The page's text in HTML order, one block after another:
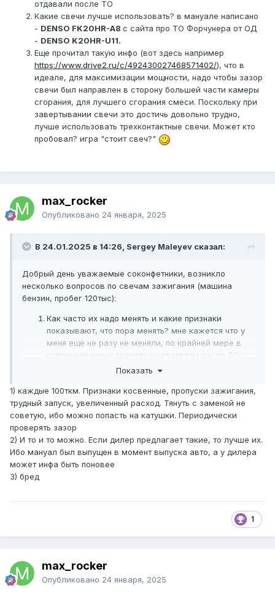
отдавали после ТО
Какие свечи лучше использовать? в мануале написано
- DENSO FK20HR-A8 с сайта про ТО Форчунера от ОД
- DENSO K20HR-U11.
Еще прочитал такую инфо (вот здесь например
https://www.drive2.ru/c/492430027468571402/), что в
идеале, для максимизации мощности, надо чтобы зазор
свечи был направлен в сторону большей части камеры
сгорания, для лучшего сгорания смеси. Поскольку при
завертывании свечи это достичь довольно трудно,
лучше использовать трехконтактные свечи. Может кто
пробовал? игра "стоит свеч?"
max_rocker
Опубликовано 24 января, 2025
В 24.01.2025 в 14:26, Sergey Maleyev сказал:
Добрый день уважаемые соконфетники, возникло
несколько вопросов по свечам зажигания (машина
бензин, пробег 120тыс):
Как часто их надо менять и какие признаки
показывают, что пора менять? мне кажется что у
меня еще не разу не меняли, по крайней мере в
использованных деталях не отдавали после ТО
Какие свечи лучше использовать? в мануале
Форчунера от ОД -DENSO K20HR-U11.
Еще прочитал такую инфо (вот здесь например
https://www.drive2.ru/c/492430027468571402/), что
в идеале, для максимизации мощности, надо
чтобы зазор свечи был направлен в сторону
большей части камеры сгорания, для лучшего
сгорания смеси. Поскольку при завертывании
Показать
1) каждые 100ткм. Признаки косвенные, пропуски зажигания,
трудный запуск, увеличенный расход. Тянуть с заменой не
советую, ибо можно попасть на катушки. Периодически
проверять зазор
2) И то и то можно. Если дилер предлагает такие, то лучше их.
Ибо мануал был выпущен в момент выпуска авто, а у дилера
может инфа быть поновее
3) бред
1
max_rocker
Опубликовано 24 января, 2025